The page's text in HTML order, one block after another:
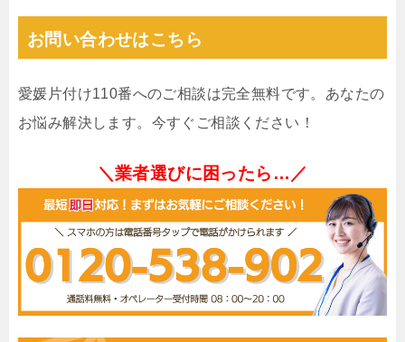
お問い合わせはこちら
愛媛片付け110番へのご相談は完全無料です。あなたの
お悩み解決します。今すぐご相談ください！
＼業者選びに困ったら…／